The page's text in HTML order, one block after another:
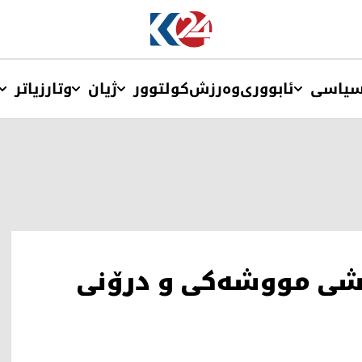
ئابووریوەرزشکولتوور ژیان وتارزیاتر
مووشەکی و درۆنی